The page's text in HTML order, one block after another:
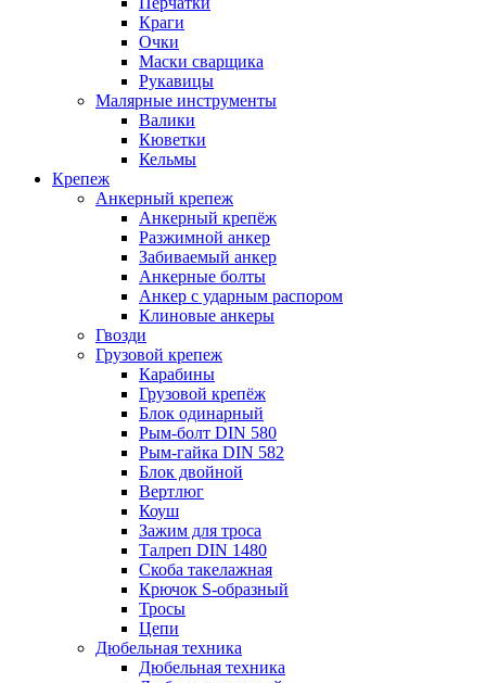
Краги
Очки
Маски сварщика
Рукавицы
Малярные инструменты
Валики
Кюветки
Кельмы
Крепеж
Анкерный крепеж
Анкерный крепёж
Разжимной анкер
Забиваемый анкер
Анкерные болты
Анкер с ударным распором
Клиновые анкеры
Гвозди
Грузовой крепеж
Карабины
Грузовой крепёж
Блок одинарный
Рым-болт DIN 580
Рым-гайка DIN 582
Блок двойной
Вертлюг
Коуш
Зажим для троса
Талреп DIN 1480
Скоба такелажная
Крючок S-образный
Тросы
Цепи
Дюбельная техника
Дюбельная техника